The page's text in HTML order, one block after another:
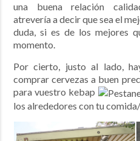
una buena relación
atrevería a decir que sea el
duda, si es de los mejores
momento.
Por cierto, justo al lado,
comprar cervezas a buen
para vuestro kebap
los alrededores con tu